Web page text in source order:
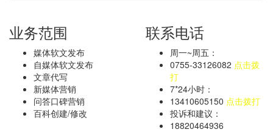
业务范围
媒体软文发布
自媒体软文发布
文章代写
新媒体营销
问答口碑营销
百科创建/修改
联系电话
周一~周五：
0755-33126082 点击拨
打
7*24小时：
13410605150 点击拨打
投诉和建议：
18820464936